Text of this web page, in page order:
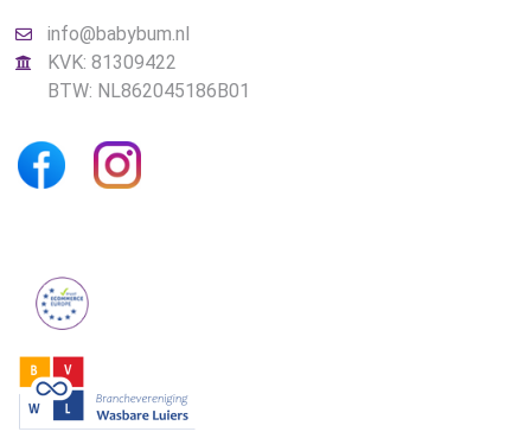
info@babybum.nl
KVK: 81309422
BTW: NL862045186B01